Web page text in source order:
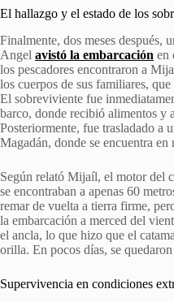
El hallazgo y el estado de los
Finalmente, dos meses después,
Angel avistó la embarcación en
los pescadores encontraron a
los cuerpos de sus familiares,
El sobreviviente fue
barco, donde recibió alimentos y
Posteriormente, fue trasladado a
Magadán, donde se encuentra en
Según relató Mijaíl, el motor del
se encontraban a apenas 60
remar de vuelta a tierra firme,
la embarcación a merced del
el ancla, lo que hizo que el
orilla. En pocos días, se
Supervivencia en condiciones